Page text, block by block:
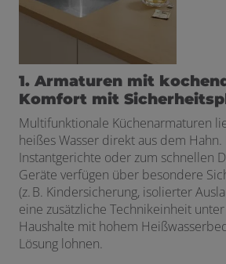
1. Armaturen mit
Komfort mit
Multifunktionale Küchenarmaturen
heißes Wasser direkt aus dem
Instantgerichte oder zum schnellen
Geräte verfügen über besondere
(z. B. Kindersicherung, isolierter
eine zusätzliche Technikeinheit
Haushalte mit hohem
Lösung lohnen.